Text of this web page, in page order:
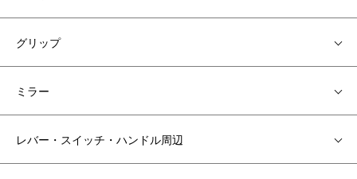
グリップ
ミラー
レバー・スイッチ・ハンドル周辺